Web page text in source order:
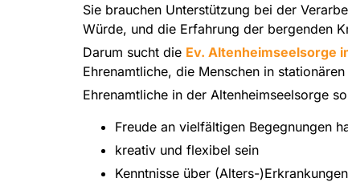
Sie brauchen Unterstützung bei der
Würde, und die Erfahrung der bergenden
Darum sucht die Ev. Altenheimseelsorge
Ehrenamtliche, die Menschen in
Ehrenamtliche in der Altenheimseelsorge
Freude an vielfältigen Begegnungen
kreativ und flexibel sein
Kenntnisse über (Alters-